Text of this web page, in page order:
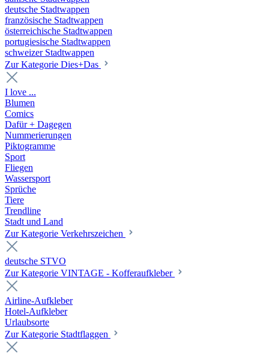
deutsche Stadtwappen
französische Stadtwappen
österreichische Stadtwappen
portugiesische Stadtwappen
schweizer Stadtwappen
Zur Kategorie Dies+Das
I love ...
Blumen
Comics
Dafür + Dagegen
Nummerierungen
Piktogramme
Sport
Fliegen
Wassersport
Sprüche
Tiere
Trendline
Stadt und Land
Zur Kategorie Verkehrszeichen
deutsche STVO
Zur Kategorie VINTAGE - Kofferaufkleber
Airline-Aufkleber
Hotel-Aufkleber
Urlaubsorte
Zur Kategorie Stadtflaggen